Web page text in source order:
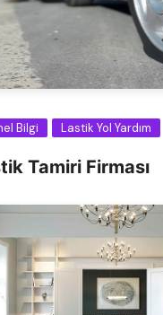
Bilgi Lastik Yol Yardım
Tamiri Firması